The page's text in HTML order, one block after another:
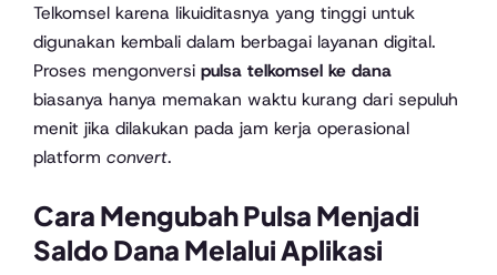
Telkomsel karena likuiditasnya yang tinggi untuk
digunakan kembali dalam berbagai layanan digital.
Proses mengonversi pulsa telkomsel ke dana
biasanya hanya memakan waktu kurang dari sepuluh
menit jika dilakukan pada jam kerja operasional
platform convert.
Cara Mengubah Pulsa Menjadi
Saldo Dana Melalui Aplikasi